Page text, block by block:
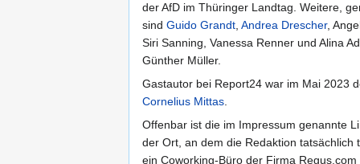
der AfD im Thüringer Landtag. Weitere,
sind Guido Grandt, Andrea Drescher,
Siri Sanning, Vanessa Renner und Alina
Günther Müller.
Gastautor bei Report24 war im Mai 2023
Cornelius Mittas.
Offenbar ist die im Impressum genannte
der Ort, an dem die Redaktion tatsächlich
ein Coworking-Büro der Firma